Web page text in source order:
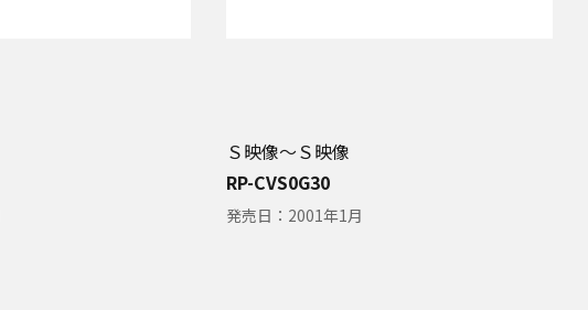
Ｓ映像～Ｓ映像
RP-CVS0G30
発売日： 2001年1月